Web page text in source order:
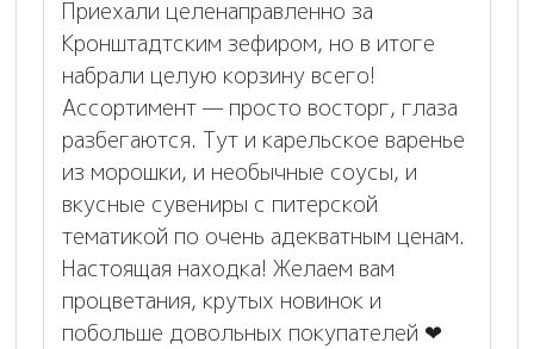
Приехали целенаправленно за
Кронштадтским зефиром, но в итоге
набрали целую корзину всего!
Ассортимент — просто восторг, глаза
разбегаются. Тут и карельское варенье
из морошки, и необычные соусы, и
вкусные сувениры с питерской
тематикой по очень адекватным ценам.
Настоящая находка! Желаем вам
процветания, крутых новинок и
побольше довольных покупателей ❤